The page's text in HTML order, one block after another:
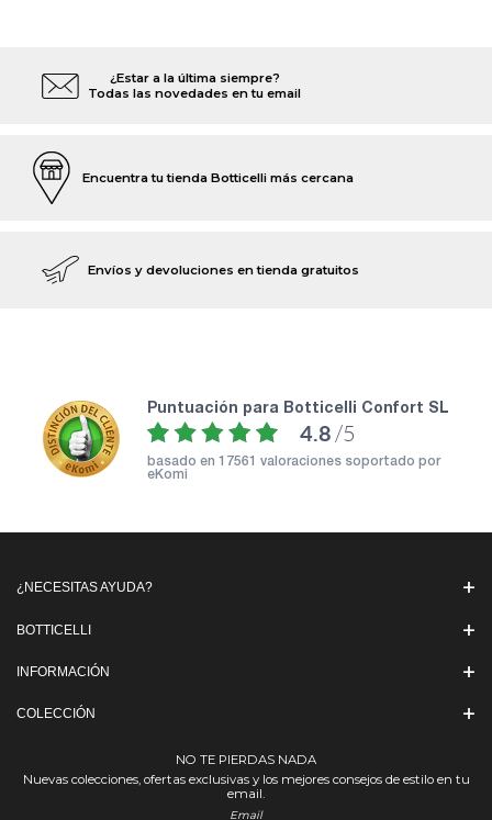
¿Estar a la última siempre?
Todas las novedades en tu email
Encuentra tu tienda Botticelli más cercana
Envíos y devoluciones en tienda gratuitos
puntuación para Botticelli Confort SL
4.8 /5
basado en 17561 valoraciones soportado por
eKomi
¿NECESITAS AYUDA?
BOTTICELLI
INFORMACIÓN
COLECCIÓN
NO TE PIERDAS NADA
Nuevas colecciones, ofertas exclusivas y los mejores consejos de estilo en tu
email.
Email